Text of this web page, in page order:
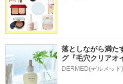
落としながら満た
グ『毛穴クリアオ